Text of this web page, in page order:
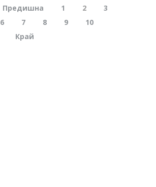
Предишна 1 2
3
6 7 8 9
10
Край